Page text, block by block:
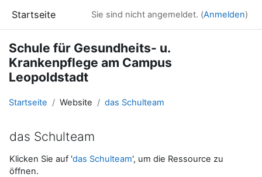
Startseite Sie sind nicht angemeldet. (Anmelden)
Schule für Gesundheits- u.
Krankenpflege am Campus
Leopoldstadt
Startseite Website das Schulteam
das Schulteam
Abschlussbedingungen
Klicken Sie auf 'das Schulteam', um die Ressource zu
öffnen.